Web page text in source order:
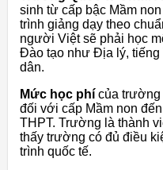
sinh từ cấp bậc Mầm
trình giảng dạy theo
người Việt sẽ phải học
Đào tạo như Địa lý, tiếng
dân.
Mức học phí của trường
đối với cấp Mầm non
THPT. Trường là thành
thấy trường có đủ điều
trình quốc tế.